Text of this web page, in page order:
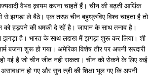
वैभव क़ायम करना चाहतें हैं। चीन की बढ़ती आर्थिक
से झगड़ा ले बैठे। एक तरफ़ चीन बहुध्रुविए विश्व चाहता है तो
को हड़पने की धमकी दे रहें है। जापान के साथ तनाव है।
झगड़ा है। भारत के साथ लद्दाख में झगड़ा शुरू कर लिया। शी
बजना शुरू हो गया। अमेरिका विशेष तौर पर अपनी सरदारी
गई है जो चीन जीत नही सकता। चीन को रोकने के लिए कई
हो गए और सुन त्ज़ी की शिक्षा भूल गए कि अपनी